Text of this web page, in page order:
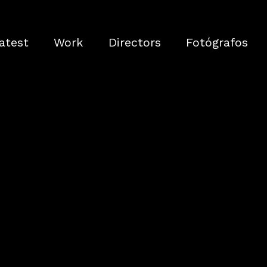
Work Directors Fotógrafos